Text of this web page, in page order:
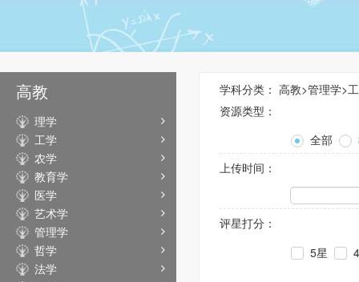
高教
理学
工学
农学
教育学
医学
艺术学
管理学
哲学
法学
学科分类： 高教>管理学>
资源类型：
全部
上传时间：
评星打分：
5星